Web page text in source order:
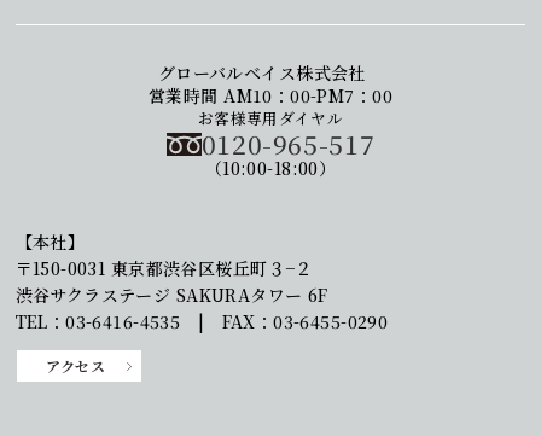
グローバルベイス株式会社
営業時間 AM10：00-PM7：00
お客様専用ダイヤル
0120-965-517
（10:00-18:00）
【本社】
〒150-0031 東京都渋谷区桜丘町３−２
渋谷サクラステージ SAKURAタワー 6F
TEL：03-6416-4535 | FAX：03-6455-0290
アクセス